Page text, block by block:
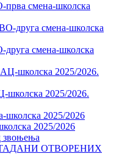
смена-школска
смена-школска
2025/2026.
2025/2026
звоњења
ДАНИ ОТВОРЕНИХ